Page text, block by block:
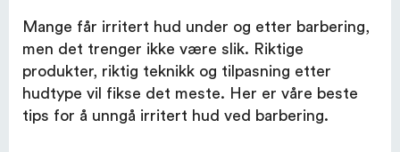
Mange får irritert hud under og etter barbering,
men det trenger ikke være slik. Riktige
produkter, riktig teknikk og tilpasning etter
hudtype vil fikse det meste. Her er våre beste
tips for å unngå irritert hud ved barbering.